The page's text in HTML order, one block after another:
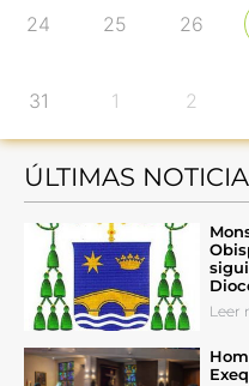
24 25 26
31 1 2
ÚLTIMAS
Leer